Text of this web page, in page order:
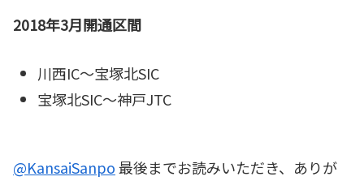
2018年3月開通区間
川西IC～宝塚北SIC
宝塚北SIC～神戸JTC
@KansaiSanpo最後までお読みいただき、ありが